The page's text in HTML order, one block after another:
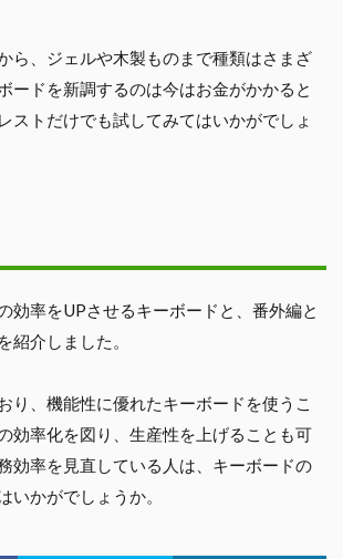
ら、ジェルや木製ものまで種類はさまざ
ードを新調するのは今はお金がかかると
ストだけでも試してみてはいかがでしょ
効率をUPさせるキーボードと、番外編と
紹介しました。
り、機能性に優れたキーボードを使うこ
効率化を図り、生産性を上げることも可
効率を見直している人は、キーボードの
いかがでしょうか。